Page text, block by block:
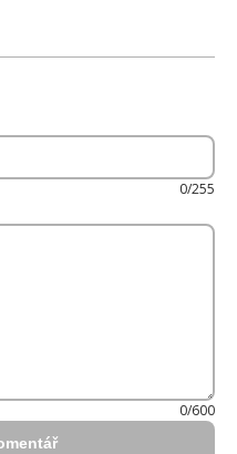
0/255
0/600